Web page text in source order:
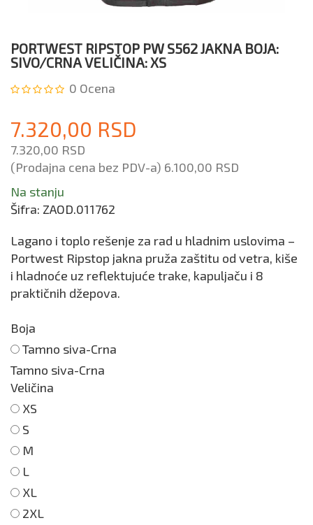
PORTWEST RIPSTOP PW S562 JAKNA BOJA:
SIVO/CRNA VELIČINA: XS
0 Ocena
7.320,00 RSD
7.320,00 RSD
(Prodajna cena bez PDV-a) 6.100,00 RSD
Na stanju
Šifra: ZAOD.011762
Lagano i toplo rešenje za rad u hladnim uslovima –
Portwest Ripstop jakna pruža zaštitu od vetra, kiše
i hladnoće uz reflektujuće trake, kapuljaču i 8
praktičnih džepova.
Boja
Tamno siva-Crna
Tamno siva-Crna
Veličina
XS
S
M
L
XL
2XL